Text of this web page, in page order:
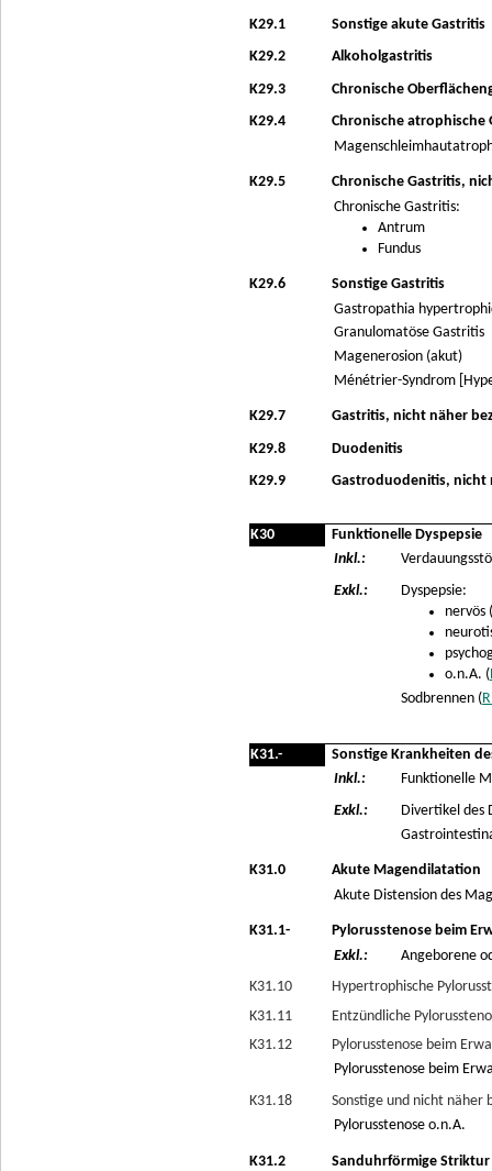
K29.1
Sonstige akute Gastritis
K29.2
Alkoholgastritis
K29.3
Chronische
K29.4
Chronische atrophische
K29.5
Chronische Gastritis,
Chronische Gastritis:
Antrum
Fundus
K29.6
Sonstige Gastritis
Gastropathia
Granulomatöse Gastritis
Magenerosion (akut)
Ménétrier-Syndrom
K29.7
Gastritis, nicht näher
K29.8
Duodenitis
K29.9
Gastroduodenitis, nicht
K30
Funktionelle Dyspepsie
Inkl.:
Exkl.:
Dyspepsie:
nervös (
o.n.A. (
Sodbrennen (
K31.-
Sonstige Krankheiten
Inkl.:
Funktionelle
Exkl.:
Divertikel des
K31.0
Akute Magendilatation
Akute Distension des
K31.1-
Pylorusstenose beim
Exkl.:
Angeborene
K31.10
Hypertrophische
K31.11
Entzündliche
K31.12
Pylorusstenose beim
Pylorusstenose beim
K31.18
Sonstige und nicht näher
Pylorusstenose o.n.A.
K31.2
Sanduhrförmige